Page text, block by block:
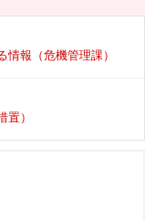
報（危機管理課）
）